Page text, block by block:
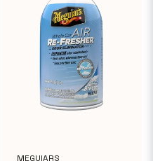
MEGUIARS